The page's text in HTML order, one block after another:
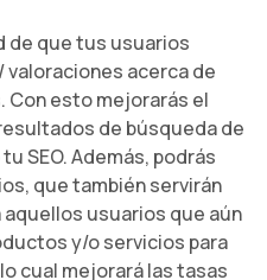
de que tus usuarios
valoraciones acerca de
esto mejorarás el
de búsqueda de
SEO. Además, podrás
que también servirán
aquellos usuarios que aún
y/o servicios para
cual mejorará las tasas